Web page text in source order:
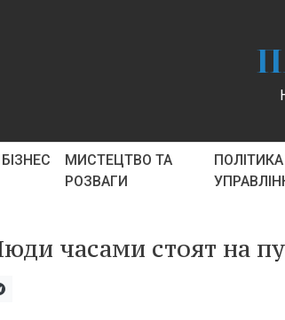
БІЗНЕС
МИСТЕЦТВО ТА
РОЗВАГИ
часами стоят на